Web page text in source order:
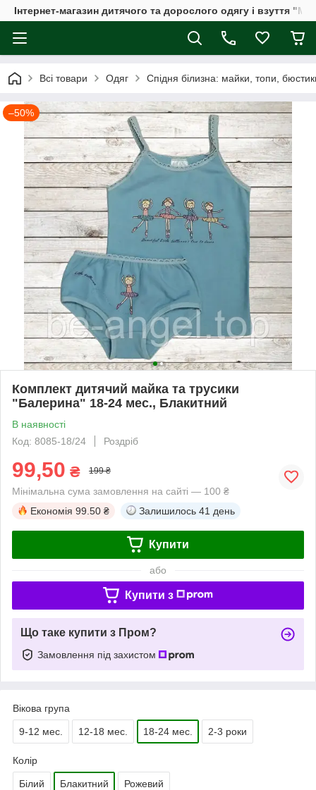
Інтернет-магазин дитячого та дорослого одягу і взуття
Всі товари Одяг Спідня білизна: майки, топи,
–50%
Комплект дитячий майка та трусики
"Балерина" 18-24 мес., Блакитний
В наявності
Код: 8085-18/24
Роздріб
99,50 ₴ 199 ₴
Мінімальна сума замовлення на сайті — 100 ₴
Економія 99.50 ₴ Залишилось 41 день
Купити
або
Купити з
Що таке купити з Пром?
Замовлення під захистом
Вікова група
9-12 мес. 12-18 мес. 18-24 мес. 2-3 роки
Колір
Білий Блакитний Рожевий